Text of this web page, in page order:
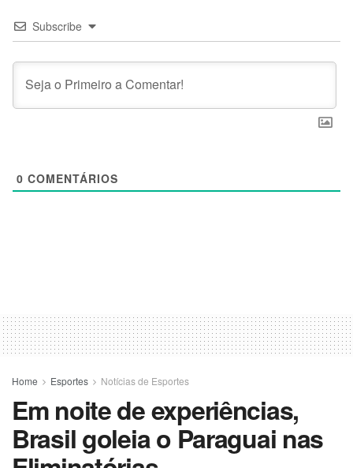
Subscribe
0 COMENTÁRIOS
Home Esportes Notícias de Esportes
Em noite de experiências,
Brasil goleia o Paraguai nas